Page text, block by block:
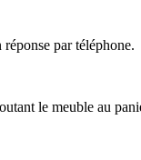
par téléphone.
le meuble au